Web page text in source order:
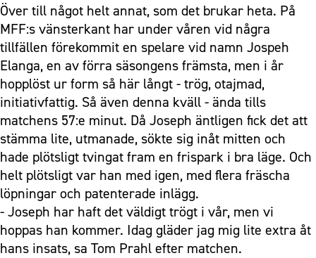
Över till något helt annat, som det brukar heta. På
MFF:s vänsterkant har under våren vid några
tillfällen förekommit en spelare vid namn Jospeh
Elanga, en av förra säsongens främsta, men i år
hopplöst ur form så här långt - trög, otajmad,
initiativfattig. Så även denna kväll - ända tills
matchens 57:e minut. Då Joseph äntligen fick det att
stämma lite, utmanade, sökte sig inåt mitten och
hade plötsligt tvingat fram en frispark i bra läge. Och
helt plötsligt var han med igen, med flera fräscha
löpningar och patenterade inlägg.
- Joseph har haft det väldigt trögt i vår, men vi
hoppas han kommer. Idag gläder jag mig lite extra åt
hans insats, sa Tom Prahl efter matchen.